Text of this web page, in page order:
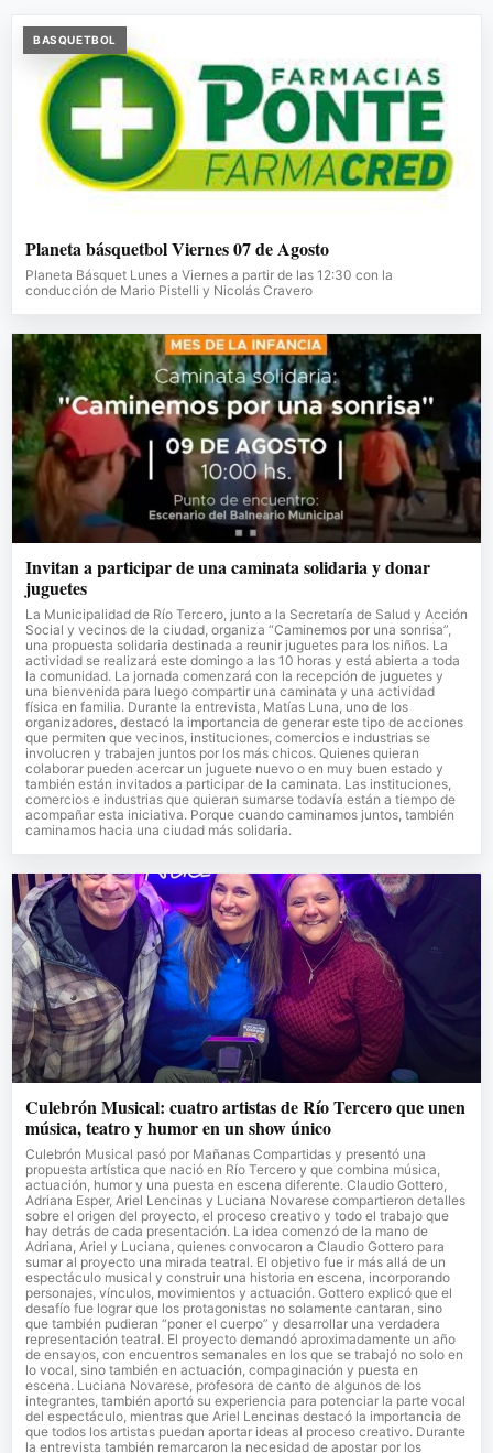
BASQUETBOL
Planeta básquetbol Viernes 07 de Agosto
Planeta Básquet Lunes a Viernes a partir de las 12:30 con la
conducción de Mario Pistelli y Nicolás Cravero
Invitan a participar de una caminata solidaria y donar
juguetes
La Municipalidad de Río Tercero, junto a la Secretaría de Salud y Acción
Social y vecinos de la ciudad, organiza “Caminemos por una sonrisa”,
una propuesta solidaria destinada a reunir juguetes para los niños. La
actividad se realizará este domingo a las 10 horas y está abierta a toda
la comunidad. La jornada comenzará con la recepción de juguetes y
una bienvenida para luego compartir una caminata y una actividad
física en familia. Durante la entrevista, Matías Luna, uno de los
organizadores, destacó la importancia de generar este tipo de acciones
que permiten que vecinos, instituciones, comercios e industrias se
involucren y trabajen juntos por los más chicos. Quienes quieran
colaborar pueden acercar un juguete nuevo o en muy buen estado y
también están invitados a participar de la caminata. Las instituciones,
comercios e industrias que quieran sumarse todavía están a tiempo de
acompañar esta iniciativa. Porque cuando caminamos juntos, también
caminamos hacia una ciudad más solidaria.
Culebrón Musical: cuatro artistas de Río Tercero que unen
música, teatro y humor en un show único
Culebrón Musical pasó por Mañanas Compartidas y presentó una
propuesta artística que nació en Río Tercero y que combina música,
actuación, humor y una puesta en escena diferente. Claudio Gottero,
Adriana Esper, Ariel Lencinas y Luciana Novarese compartieron detalles
sobre el origen del proyecto, el proceso creativo y todo el trabajo que
hay detrás de cada presentación. La idea comenzó de la mano de
Adriana, Ariel y Luciana, quienes convocaron a Claudio Gottero para
sumar al proyecto una mirada teatral. El objetivo fue ir más allá de un
espectáculo musical y construir una historia en escena, incorporando
personajes, vínculos, movimientos y actuación. Gottero explicó que el
desafío fue lograr que los protagonistas no solamente cantaran, sino
que también pudieran “poner el cuerpo” y desarrollar una verdadera
representación teatral. El proyecto demandó aproximadamente un año
de ensayos, con encuentros semanales en los que se trabajó no solo en
lo vocal, sino también en actuación, compaginación y puesta en
escena. Luciana Novarese, profesora de canto de algunos de los
integrantes, también aportó su experiencia para potenciar la parte vocal
del espectáculo, mientras que Ariel Lencinas destacó la importancia de
que todos los artistas puedan aportar ideas al proceso creativo. Durante
la entrevista también remarcaron la necesidad de apostar por los